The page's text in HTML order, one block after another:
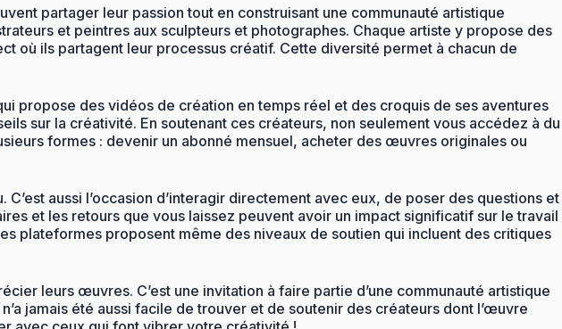
partager leur passion tout en construisant une communauté artistique
et peintres aux sculpteurs et photographes. Chaque artiste y propose des
où ils partagent leur processus créatif. Cette diversité permet à chacun de
propose des vidéos de création en temps réel et des croquis de ses aventures
sur la créativité. En soutenant ces créateurs, non seulement vous accédez à du
formes : devenir un abonné mensuel, acheter des œuvres originales ou
aussi l’occasion d’interagir directement avec eux, de poser des questions et
et les retours que vous laissez peuvent avoir un impact significatif sur le travail
plateformes proposent même des niveaux de soutien qui incluent des critiques
leurs œuvres. C’est une invitation à faire partie d’une communauté artistique
jamais été aussi facile de trouver et de soutenir des créateurs dont l’œuvre